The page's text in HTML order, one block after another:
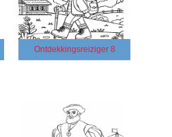
Ontdekkingsreiziger 8